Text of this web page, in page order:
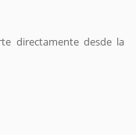
directamente desde la